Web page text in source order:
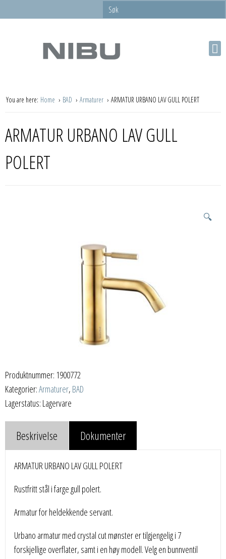
You are here: Home BAD Armaturer ARMATUR URBANO LAV GULL POLERT
ARMATUR URBANO LAV GULL
POLERT
🔍
Produktnummer: 1900772
Kategorier:Armaturer, BAD
Lagerstatus: Lagervare
Beskrivelse Dokumenter
ARMATUR URBANO LAV GULL POLERT
Rustfritt stål i farge gull polert.
Armatur for heldekkende servant.
Urbano armatur med crystal cut mønster er tilgjengelig i 7
forskjellige overflater, samt i en høy modell. Velg en bunnventil